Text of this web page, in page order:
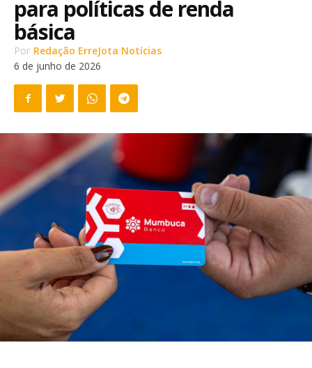
para políticas de renda
básica
Por Redação ErreJota Notícias
6 de junho de 2026